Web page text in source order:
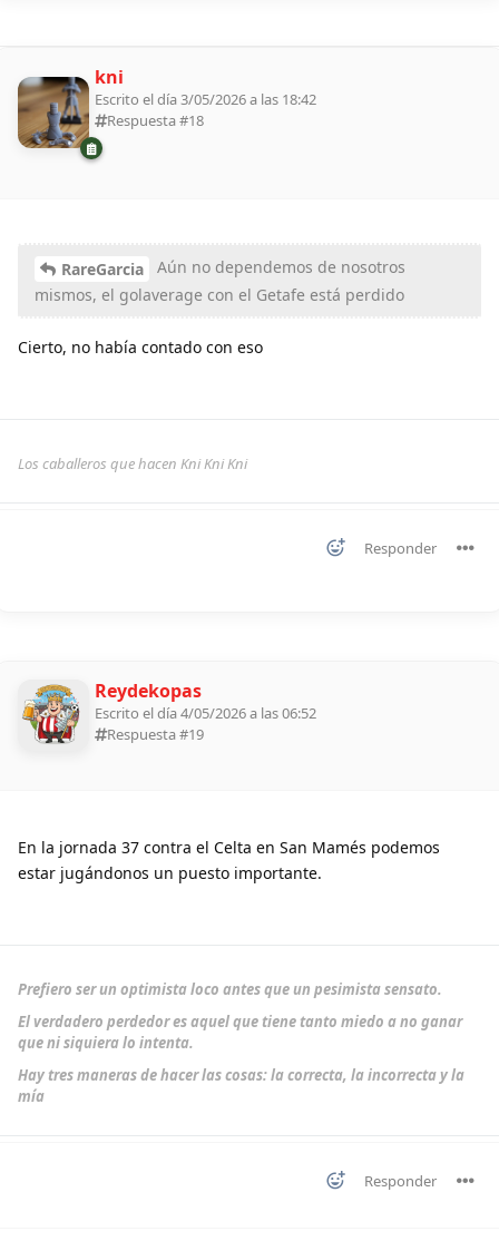
kni
Escrito el día 3/05/2026 a las 18:42
Respuesta #18
RareGarcia
Aún no dependemos de nosotros
mismos, el golaverage con el Getafe está perdido
Cierto, no había contado con eso
Los caballeros que hacen Kni Kni Kni
Responder
Reydekopas
Escrito el día 4/05/2026 a las 06:52
Respuesta #19
En la jornada 37 contra el Celta en San Mamés podemos
estar jugándonos un puesto importante.
Prefiero ser un optimista loco antes que un pesimista sensato.
El verdadero perdedor es aquel que tiene tanto miedo a no ganar
que ni siquiera lo intenta.
Hay tres maneras de hacer las cosas: la correcta, la incorrecta y la
mía
Responder